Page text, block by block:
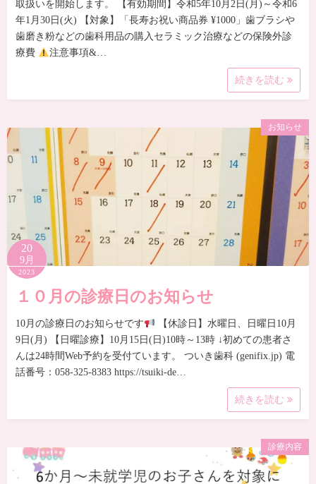
取扱いを開始します。 【有効期間】令和5年10月2日(月)～令和6
年1月30日(火) 【対象】「長寿お祝い商品券 ¥1000」歯ブラシや
歯磨き粉などの歯科用品の購入セラミック治療などの保険外診
療費
注意事項&…
続きを読む
お知らせ
20
9月
2023
１０月の診療日のお知らせ
10月の診療日のお知らせです
【休診日】水曜日、日曜日10月
9日(月) 【日曜診療】10月15日(日)10時～13時 ↓初めての患者さ
んは24時間Web予約を受付ています。 ついき歯科 (genifix.jp) 電
話番号：058-325-8383 https://tsuiki-de…
続きを読む
診療内容